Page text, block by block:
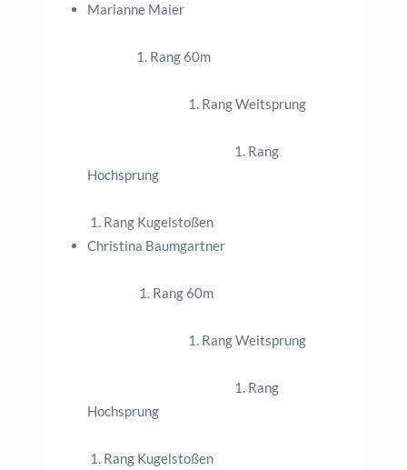
Marianne Maier
1. Rang 60m
1. Rang Weitsprung
1. Rang
Hochsprung
1. Rang Kugelstoßen
Christina Baumgartner
1. Rang 60m
1. Rang Weitsprung
1. Rang
Hochsprung
1. Rang Kugelstoßen